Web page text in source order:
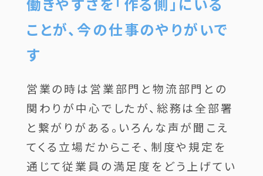
ことが、今の仕事のやりがいで
す
営業の時は営業部門と物流部門との
関わりが中心でしたが、総務は全部署
と繋がりがある。いろんな声が聞こえ
てくる立場だからこそ、制度や規定を
通じて従業員の満足度をどう上げてい